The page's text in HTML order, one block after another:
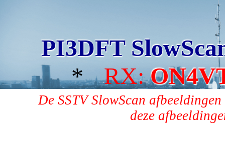
PI3DFT
*RX:
De SSTV SlowScan
deze